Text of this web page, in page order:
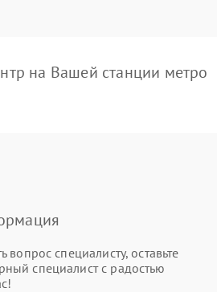
на Вашей станции метро
вопрос специалисту, оставьте
специалист с радостью